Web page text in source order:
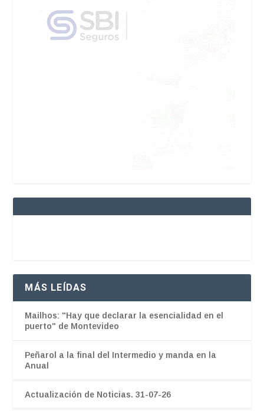
MÁS LEÍDAS
Mailhos: "Hay que declarar la esencialidad en el
puerto" de Montevideo
Peñarol a la final del Intermedio y manda en la
Anual
Actualización de Noticias. 31-07-26